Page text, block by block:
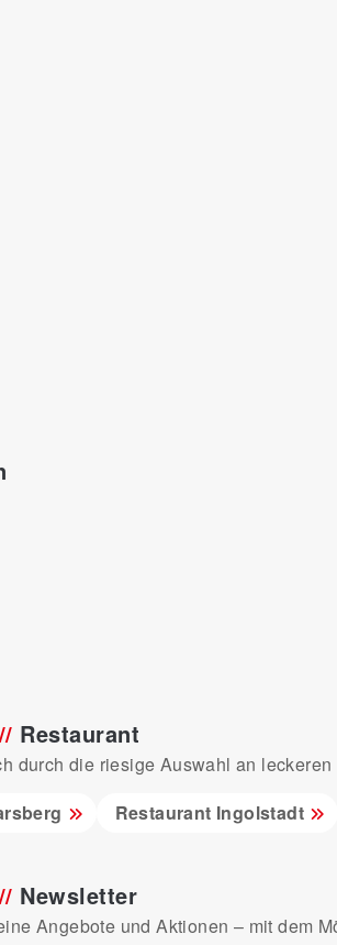
Restaurant
durch die riesige Auswahl an
Restaurant Ingolstadt
Newsletter
Angebote und Aktionen – mit dem